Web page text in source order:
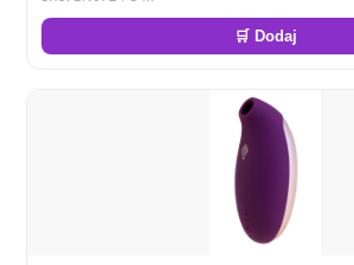
🛒 Dodaj